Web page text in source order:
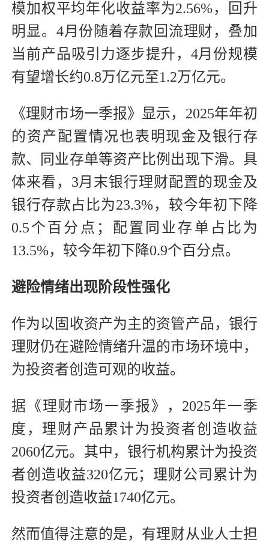
模加权平均年化收益率为2.56%，回升
明显。4月份随着存款回流理财，叠加
当前产品吸引力逐步提升，4月份规模
有望增长约0.8万亿元至1.2万亿元。
《理财市场一季报》显示，2025年年初
的资产配置情况也表明现金及银行存
款、同业存单等资产比例出现下滑。具
体来看，3月末银行理财配置的现金及
银行存款占比为23.3%，较今年初下降
0.5个百分点；配置同业存单占比为
13.5%，较今年初下降0.9个百分点。
避险情绪出现阶段性强化
作为以固收资产为主的资管产品，银行
理财仍在避险情绪升温的市场环境中，
为投资者创造可观的收益。
据《理财市场一季报》，2025年一季
度，理财产品累计为投资者创造收益
2060亿元。其中，银行机构累计为投资
者创造收益320亿元；理财公司累计为
投资者创造收益1740亿元。
然而值得注意的是，有理财从业人士担